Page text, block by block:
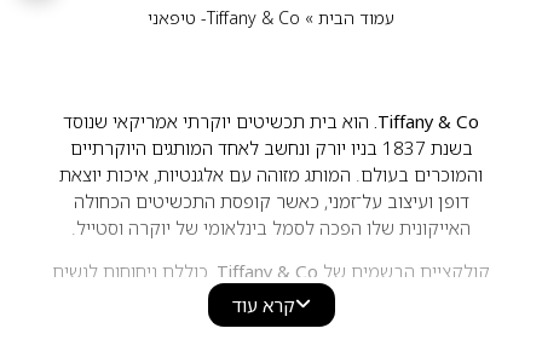
עמוד הבית» Tiffany & Co- טיפאני
Tiffany & Co. הוא בית תכשיטים יוקרתי אמריקאי שנוסד
בשנת 1837 בניו יורק ונחשב לאחד המותגים היוקרתיים
והמוכרים בעולם. המותג מזוהה עם אלגנטיות, איכות יוצאת
דופן ועיצוב על־זמני, כאשר קופסת התכשיטים הכחולה
האייקונית שלו הפכה לסמל בינלאומי של יוקרה וסטייל.
קולקציית הבשמים של Tiffany & Co. כוללת ניחוחות לנשים
ולגברים המשלבים תווים פרחוניים, הדריים, מושקיים ועציים.
הבשמים מתאפיינים באלגנטיות, רעננות ותחכום, עם דגש על
קרא עוד